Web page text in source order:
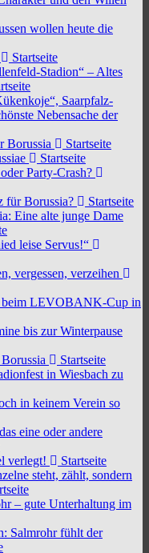
wollen heute die
Startseite
Stadion“ – Altes
Saarpfalz-
Nebensache der
Borussia
Startseite
Startseite
Party-Crash?
für Borussia?
Startseite
Eine alte junge Dame
leise Servus!“
vergessen, verzeihen
beim LEVOBANK-Cup in
bis zur Winterpause
Startseite
in Wiesbach zu
in keinem Verein so
eine oder andere
verlegt!
Startseite
steht, zählt, sondern
– gute Unterhaltung im
Salmrohr fühlt der